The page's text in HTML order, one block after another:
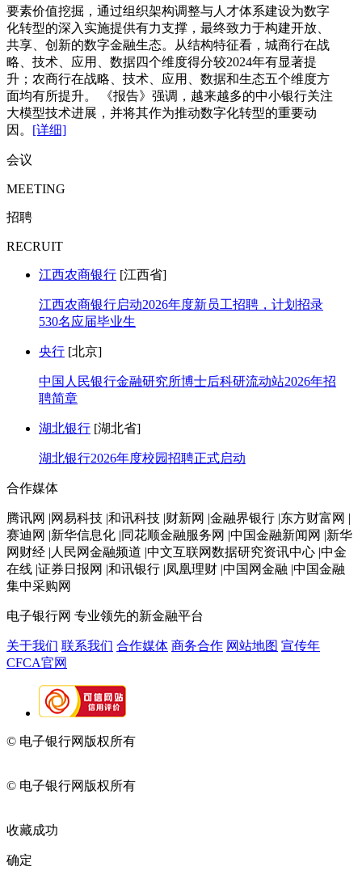
要素价值挖掘，通过组织架构调整与人才体系建设为数字
化转型的深入实施提供有力支撑，最终致力于构建开放、
共享、创新的数字金融生态。从结构特征看，城商行在战
略、技术、应用、数据四个维度得分较2024年有显著提
升；农商行在战略、技术、应用、数据和生态五个维度方
面均有所提升。 《报告》强调，越来越多的中小银行关注
大模型技术进展，并将其作为推动数字化转型的重要动
因。 [详细]
会议
MEETING
招聘
RECRUIT
江西农商银行 [江西省]
江西农商银行启动2026年度新员工招聘，计划招录
530名应届毕业生
央行 [北京]
中国人民银行金融研究所博士后科研流动站2026年招
聘简章
湖北银行 [湖北省]
湖北银行2026年度校园招聘正式启动
合作媒体
腾讯网 |网易科技 |和讯科技 |财新网 |金融界银行 |东方财富网 |
赛迪网 |新华信息化 |同花顺金融服务网 |中国金融新闻网 |新华
网财经 |人民网金融频道 |中文互联网数据研究资讯中心 |中金
在线 |证券日报网 |和讯银行 |凤凰理财 |中国网金融 |中国金融
集中采购网
电子银行网 专业领先的新金融平台
关于我们 联系我们 合作媒体 商务合作 网站地图 宣传年
CFCA官网
© 电子银行网版权所有
© 电子银行网版权所有
收藏成功
确定